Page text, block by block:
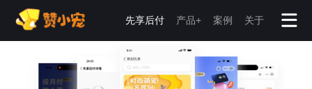
先享后付 产品+ 案例 关于